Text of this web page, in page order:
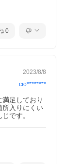
0
2023/8/8
cio********
足しており
所入りにくい
です。